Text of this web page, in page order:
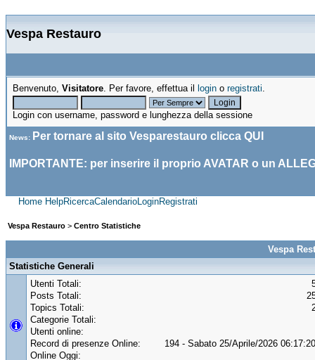
Vespa Restauro
Benvenuto, Visitatore. Per favore, effettua il login o registrati.
Login con username, password e lunghezza della sessione
News: Per tornare al sito Vesparestauro clicca QUI
IMPORTANTE: per inserire il proprio AVATAR o un
Home HelpRicercaCalendarioLoginRegistrati
Vespa Restauro > Centro Statistiche
Vespa
Statistiche Generali
Utenti Totali:
Posts Totali:
Topics Totali:
Categorie Totali:
Utenti online:
Record di presenze Online:
194 - Sabato 25/Aprile/2026
Online Oggi: